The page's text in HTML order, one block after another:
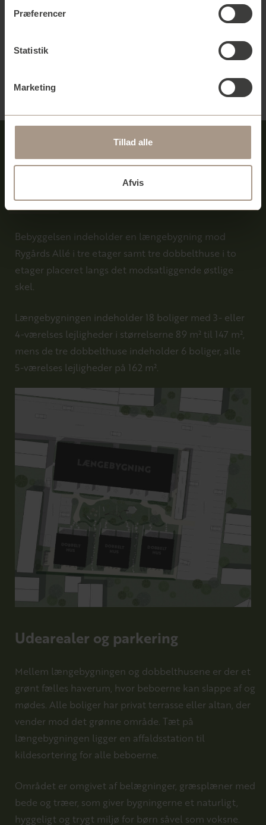
Præferencer
Statistik
Marketing
Tillad alle
Afvis
Bebyggelsen
Bebyggelsen indeholder en længebygning mod
Rygårds Allé i tre etager samt tre dobbelthuse i to
etager placeret langs det modsatliggende østlige
skel.
Længebygningen indeholder 18 boliger med 3- eller
4-værelses lejligheder i størrelserne 89 m² til 147 m²,
mens de tre dobbelthuse indeholder 6 boliger, alle
5-værelses lejligheder på 162 m².
Udearealer og parkering
Mellem længebygningen og dobbelthusene er der et
grønt fælles haverum, hvor beboerne kan slappe af og
mødes. Alle boliger har privat terrasse eller altan, der
vender mod det grønne område. Tæt på
længebygningen ligger en affaldsstation til
kildesortering for alle beboerne.
Området er omgivet af belægninger, græsplæner med
bede og træer, som giver bygningerne et naturligt,
hyggeligt og trygt miljø for børn såvel som voksne.